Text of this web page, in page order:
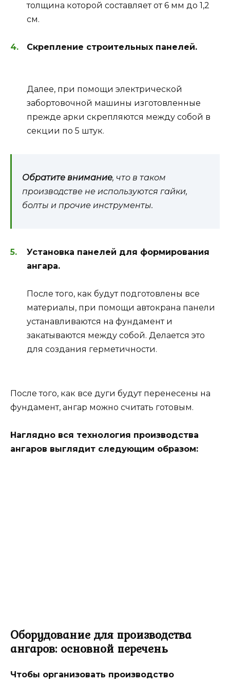
толщина которой составляет от 6 мм до 1,2
см.
Скрепление строительных панелей.
Далее, при помощи электрической
забортовочной машины изготовленные
прежде арки скрепляются между собой в
секции по 5 штук.
Обратите внимание, что в таком
производстве не используются гайки,
болты и прочие инструменты.
Установка панелей для формирования
ангара.
После того, как будут подготовлены все
материалы, при помощи автокрана панели
устанавливаются на фундамент и
закатываются между собой. Делается это
для создания герметичности.
После того, как все дуги будут перенесены на
фундамент, ангар можно считать готовым.
Наглядно вся технология производства
ангаров выглядит следующим образом:
Оборудование для производства
ангаров: основной перечень
Чтобы организовать производство